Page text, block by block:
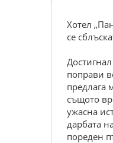
Хотел
се
поправи
предлага
същото
ужасна
дарбата
пореден